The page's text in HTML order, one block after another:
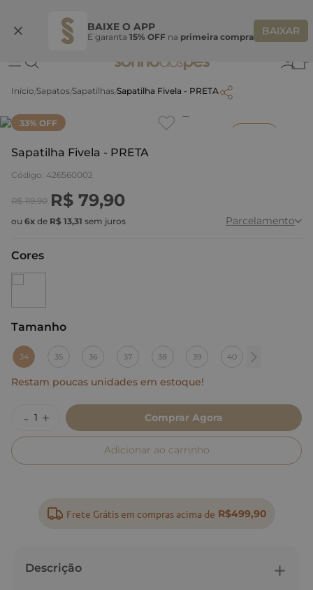
BAIXE O APP
E garanta 15% OFF na primeira compra BAIXAR
Ganhe 10% OFF na coleção utilizando o código do seu vendedor*
Sapatos Sapatilhas Sapatilha Fivela - PRETA
33% OFF
Sapatilha Fivela - PRETA
Código: 426560002
R$ 119,90 R$ 79,90
ou 6x de R$ 13,31 sem juros Parcelamento
Cores
Tamanho
: 34
34 35 36 37 38 39 40
Restam poucas unidades em estoque!
Comprar Agora
Adicionar ao carrinho
Frete Grátis em compras acima de R$499,90
Descrição